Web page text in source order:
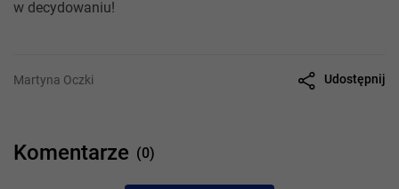
w decydowaniu!
Martyna Oczki Udostępnij
Komentarze (0)